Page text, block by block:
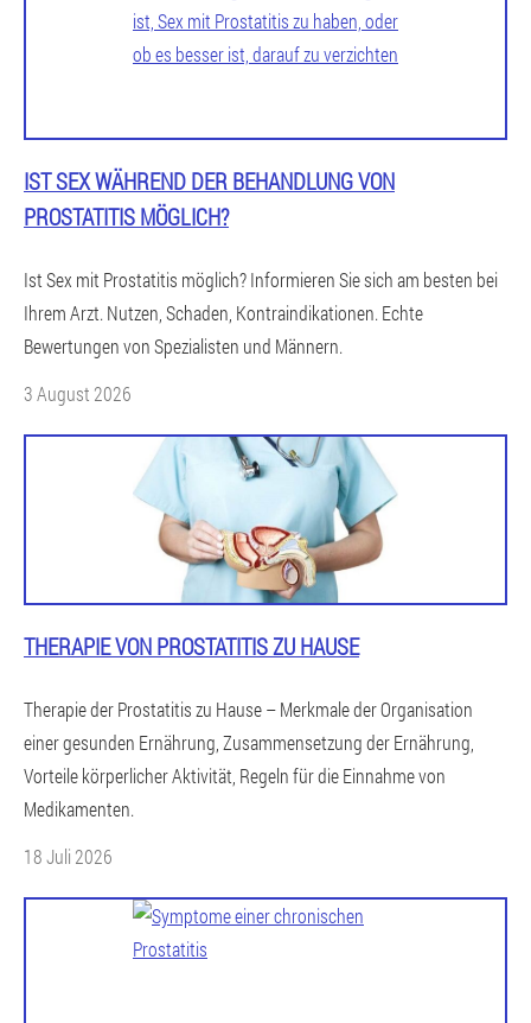
IST SEX WÄHREND DER BEHANDLUNG VON
PROSTATITIS MÖGLICH?
Ist Sex mit Prostatitis möglich? Informieren Sie sich am besten bei
Ihrem Arzt. Nutzen, Schaden, Kontraindikationen. Echte
Bewertungen von Spezialisten und Männern.
3 August 2026
THERAPIE VON PROSTATITIS ZU HAUSE
Therapie der Prostatitis zu Hause – Merkmale der Organisation
einer gesunden Ernährung, Zusammensetzung der Ernährung,
Vorteile körperlicher Aktivität, Regeln für die Einnahme von
Medikamenten.
18 Juli 2026